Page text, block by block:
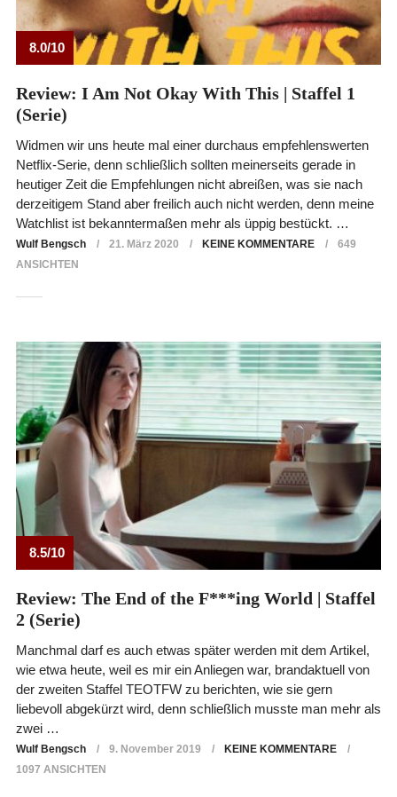
8.0/10
Review: I Am Not Okay With This | Staffel 1
(Serie)
Widmen wir uns heute mal einer durchaus empfehlenswerten
Netflix-Serie, denn schließlich sollten meinerseits gerade in
heutiger Zeit die Empfehlungen nicht abreißen, was sie nach
derzeitigem Stand aber freilich auch nicht werden, denn meine
Watchlist ist bekanntermaßen mehr als üppig bestückt. …
Wulf Bengsch 21. März 2020 KEINE KOMMENTARE
649
ANSICHTEN
8.5/10
Review: The End of the F***ing World | Staffel
2 (Serie)
Manchmal darf es auch etwas später werden mit dem Artikel,
wie etwa heute, weil es mir ein Anliegen war, brandaktuell von
der zweiten Staffel TEOTFW zu berichten, wie sie gern
liebevoll abgekürzt wird, denn schließlich musste man mehr als
zwei …
Wulf Bengsch 9. November 2019
KEINE KOMMENTARE
1097 ANSICHTEN